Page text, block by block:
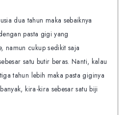
dua tahun maka sebaiknya
pasta gigi yang
namun cukup sedikit saja
satu butir beras. Nanti, kalau
tahun lebih maka pasta giginya
kira-kira sebesar satu biji